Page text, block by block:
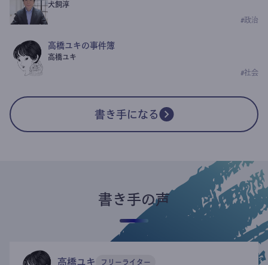
犬飼淳
#政治
高橋ユキの事件簿
高橋ユキ
#社会
書き手になる
書き手の声
高橋ユキ フリーライター